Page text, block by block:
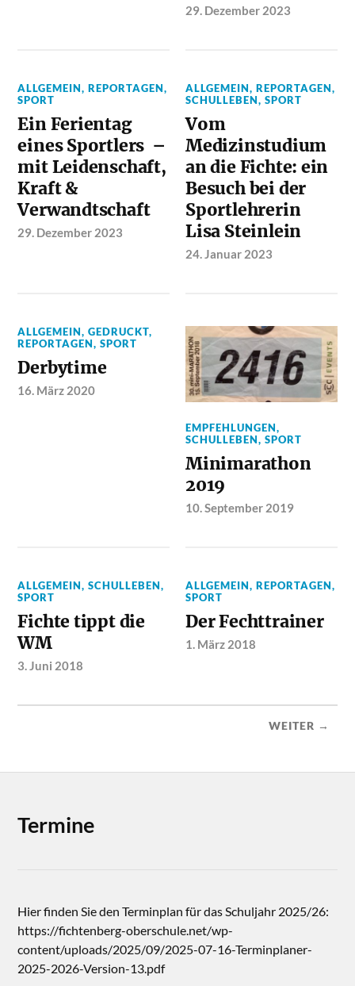
29. Dezember 2023
ALLGEMEIN,REPORTAGEN,
SPORT
Ein Ferientag
eines Sportlers –
mit Leidenschaft,
Kraft &
Verwandtschaft
29. Dezember 2023
ALLGEMEIN,REPORTAGEN,
SCHULLEBEN,SPORT
Vom
Medizinstudium
an die Fichte: ein
Besuch bei der
Sportlehrerin
Lisa Steinlein
24. Januar 2023
ALLGEMEIN,GEDRUCKT,
REPORTAGEN,SPORT
Derbytime
16. März 2020
EMPFEHLUNGEN,
SCHULLEBEN,SPORT
Minimarathon
2019
10. September 2019
ALLGEMEIN,SCHULLEBEN,
SPORT
Fichte tippt die
WM
3. Juni 2018
ALLGEMEIN,REPORTAGEN,
SPORT
Der Fechttrainer
1. März 2018
WEITER →
Termine
Hier finden Sie den Terminplan für das Schuljahr 2025/26:
https://fichtenberg-oberschule.net/wp-
content/uploads/2025/09/2025-07-16-Terminplaner-
2025-2026-Version-13.pdf